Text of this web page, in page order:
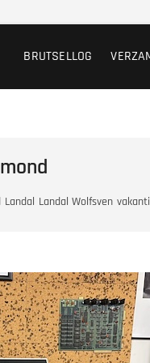
BRUTSELLOG
Landal Landal Wolfsven